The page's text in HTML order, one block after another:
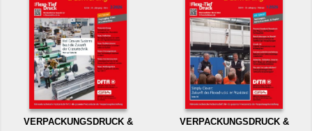
VERPACKUNGSDRUCK &
VERPACKUNGSDRUCK &